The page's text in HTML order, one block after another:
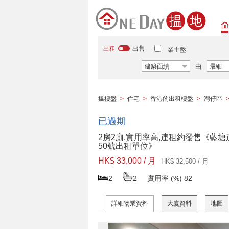
出租 出售 業主盤
建築面績 由 最細
搵樓盤 > 住宅 > 香港的出租樓盤 > 灣仔區 >
已過期
2房2廁,實用率高,連租約發售《藍塘
50號出租單位》
HK$ 33,000 / 月
HK$ 32,500 / 月
2 2 實用率 (%) 82
詳細物業資料 大廈資料 地圖